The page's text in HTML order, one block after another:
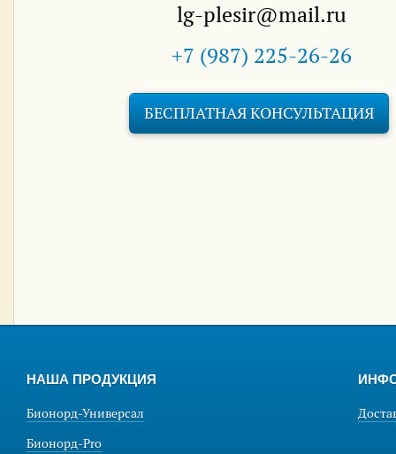
lg-plesir@mail.ru
+7 (987) 225-26-26
БЕСПЛАТНАЯ КОНСУЛЬТАЦИЯ
НАША ПРОДУКЦИЯ
Бионорд-Универсал
Бионорд-Pro